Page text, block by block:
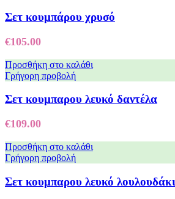
Σετ κουμπάρου χρυσό
€105.00
Προσθήκη στο καλάθι
Γρήγορη προβολή
Σετ κουμπαρου λευκό δαντέλα
€109.00
Προσθήκη στο καλάθι
Γρήγορη προβολή
Σετ κουμπαρου λευκό